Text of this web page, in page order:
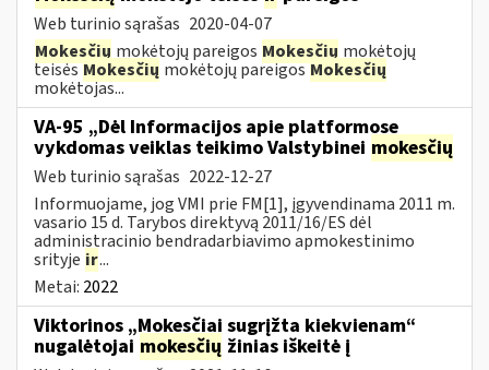
Web turinio sąrašas 2020-04-07
Mokesčių mokėtojų pareigos Mokesčių mokėtojų
teisėsMokesčių mokėtojų pareigosMokesčių
mokėtojas...
VA-95 „Dėl Informacijos apie platformose
vykdomas veiklas teikimo Valstybinei mokesčių
Web turinio sąrašas 2022-12-27
Informuojame, jog VMI prie FM[1], įgyvendinama 2011 m.
vasario 15 d. Tarybos direktyvą 2011/16/ES dėl
administracinio bendradarbiavimo apmokestinimo
srityje ir...
Metai: 2022
Viktorinos „Mokesčiai sugrįžta kiekvienam“
nugalėtojai mokesčių žinias iškeitė į